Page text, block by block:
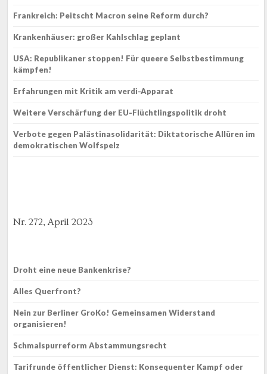
Frankreich: Peitscht Macron seine Reform durch?
Krankenhäuser: großer Kahlschlag geplant
USA: Republikaner stoppen! Für queere Selbstbestimmung
kämpfen!
Erfahrungen mit Kritik am verdi-Apparat
Weitere Verschärfung der EU-Flüchtlingspolitik droht
Verbote gegen Palästinasolidarität: Diktatorische Allüren im
demokratischen Wolfspelz
Nr. 272, April 2023
Droht eine neue Bankenkrise?
Alles Querfront?
Nein zur Berliner GroKo! Gemeinsamen Widerstand
organisieren!
Schmalspurreform Abstammungsrecht
Tarifrunde öffentlicher Dienst: Konsequenter Kampf oder